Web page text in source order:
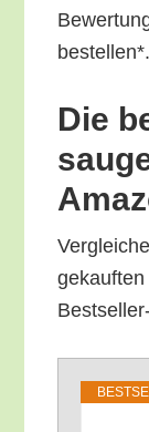
bestellen*.
Die